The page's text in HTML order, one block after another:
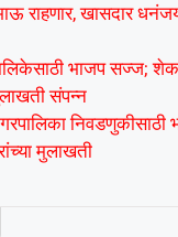
राहणार, खासदार
भाजप सज्ज;
संपन्न
मुलाखती